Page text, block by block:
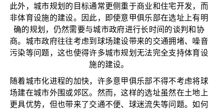
此外，城市规划的目标通常更侧重于商业和住宅开发，而
非体育设施的建设。因此，即使意甲俱乐部在选址上有明
确的规划，仍然需要与城市政府进行长时间的谈判和协
商。城市政府往往考虑到球场建设带来的交通拥堵、噪音
污染等问题，这也使得许多城市规划无法完全支持体育设
施的建设。
随着城市化进程的加快，许多意甲俱乐部不得不考虑将球
场建在城市外围或郊区。然而，这样的选址虽然在土地上
更具优势，但也带来了交通不便、球迷流失等问题。如何